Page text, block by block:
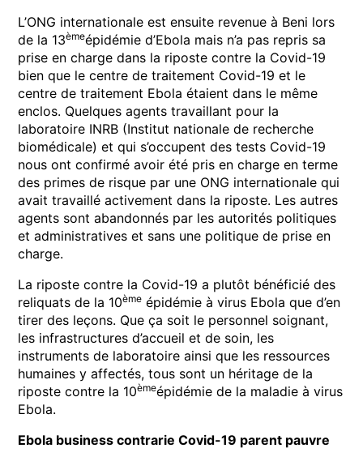
L’ONG internationale est ensuite revenue à Beni lors
de la 13èmeépidémie d’Ebola mais n’a pas repris sa
prise en charge dans la riposte contre la Covid-19
bien que le centre de traitement Covid-19 et le
centre de traitement Ebola étaient dans le même
enclos. Quelques agents travaillant pour la
laboratoire INRB (Institut nationale de recherche
biomédicale) et qui s’occupent des tests Covid-19
nous ont confirmé avoir été pris en charge en terme
des primes de risque par une ONG internationale qui
avait travaillé activement dans la riposte. Les autres
agents sont abandonnés par les autorités politiques
et administratives et sans une politique de prise en
charge.
La riposte contre la Covid-19 a plutôt bénéficié des
reliquats de la 10ème épidémie à virus Ebola que d’en
tirer des leçons. Que ça soit le personnel soignant,
les infrastructures d’accueil et de soin, les
instruments de laboratoire ainsi que les ressources
humaines y affectés, tous sont un héritage de la
riposte contre la 10èmeépidémie de la maladie à virus
Ebola.
Ebola business contrarie Covid-19 parent pauvre